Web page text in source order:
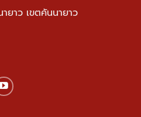
ยาว เขตคันนายาว